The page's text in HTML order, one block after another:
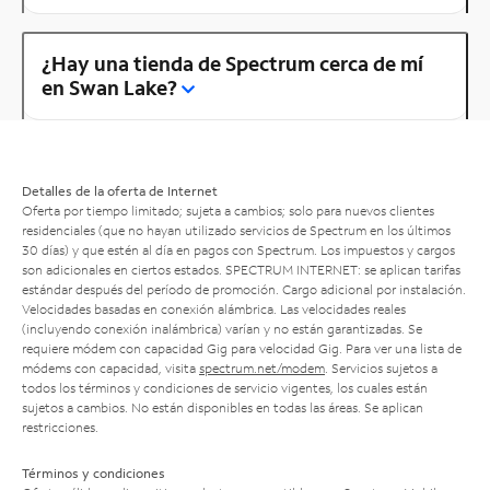
¿Hay una tienda de Spectrum cerca de mí
en Swan Lake?
Detalles de la oferta de Internet
Oferta por tiempo limitado; sujeta a cambios; solo para nuevos clientes
residenciales (que no hayan utilizado servicios de Spectrum en los últimos
30 días) y que estén al día en pagos con Spectrum. Los impuestos y cargos
son adicionales en ciertos estados. SPECTRUM INTERNET: se aplican tarifas
estándar después del período de promoción. Cargo adicional por instalación.
Velocidades basadas en conexión alámbrica. Las velocidades reales
(incluyendo conexión inalámbrica) varían y no están garantizadas. Se
requiere módem con capacidad Gig para velocidad Gig. Para ver una lista de
módems con capacidad, visita spectrum.net/modem . Servicios sujetos a
todos los términos y condiciones de servicio vigentes, los cuales están
sujetos a cambios. No están disponibles en todas las áreas. Se aplican
restricciones.
Términos y condiciones